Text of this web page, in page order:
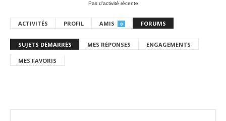
Pas d’activité récente
ACTIVITÉS PROFIL AMIS 0 FORUMS
SUJETS DÉMARRÉS MES RÉPONSES ENGAGEMENTS
MES FAVORIS